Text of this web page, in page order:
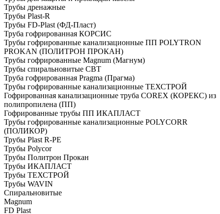
Трубы дренажные
Трубы Plast-R
Трубы FD-Plast (ФД-Пласт)
Труба гофрированная КОРСИС
Трубы гофрированные канализационные ПП POLYTRON
PROKAN (ПОЛИТРОН ПРОКАН)
Трубы гофрированные Magnum (Магнум)
Трубы спиральновитые СВТ
Труба гофрированная Pragma (Прагма)
Трубы гофрированные канализационные ТЕХСТРОЙ
Гофрированная канализационные труба COREX (КОРЕКС) из
полипропилена (ПП)
Гофрированные трубы ПП ИКАПЛАСТ
Трубы гофрированные канализационные POLYCORR
(ПОЛИКОР)
Трубы Plast R-PE
Трубы Polycor
Трубы Политрон Прокан
Трубы ИКАПЛАСТ
Трубы ТЕХСТРОЙ
Трубы WAVIN
Спиральновитые
Magnum
FD Plast